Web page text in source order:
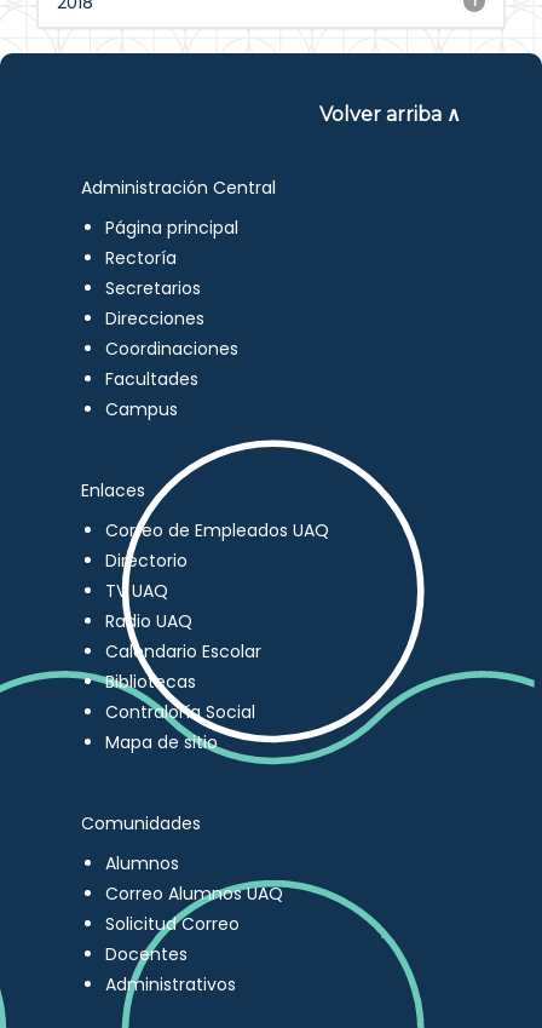
Volver arriba ∧
Administración Central
Página principal
Rectoría
Secretarios
Direcciones
Coordinaciones
Facultades
Campus
Enlaces
Correo de Empleados UAQ
Directorio
TV UAQ
Radio UAQ
Calendario Escolar
Bibliotecas
Contraloría Social
Mapa de sitio
Comunidades
Alumnos
Correo Alumnos UAQ
Solicitud Correo
Docentes
Administrativos